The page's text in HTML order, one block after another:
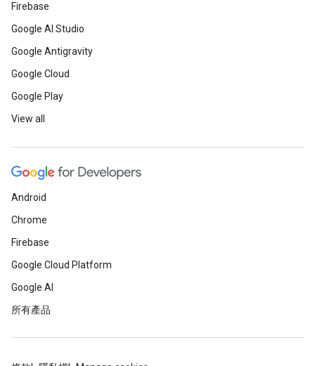
Firebase
Google AI Studio
Google Antigravity
Google Cloud
Google Play
View all
Android
Chrome
Firebase
Google Cloud Platform
Google AI
所有產品